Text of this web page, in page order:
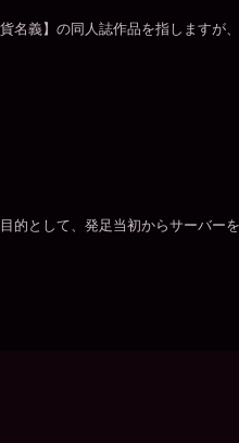
名義】の同人誌作品を指しますが
として、発足当初からサーバーを